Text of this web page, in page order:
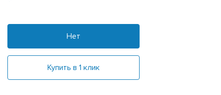
Нет
Купить в 1 клик